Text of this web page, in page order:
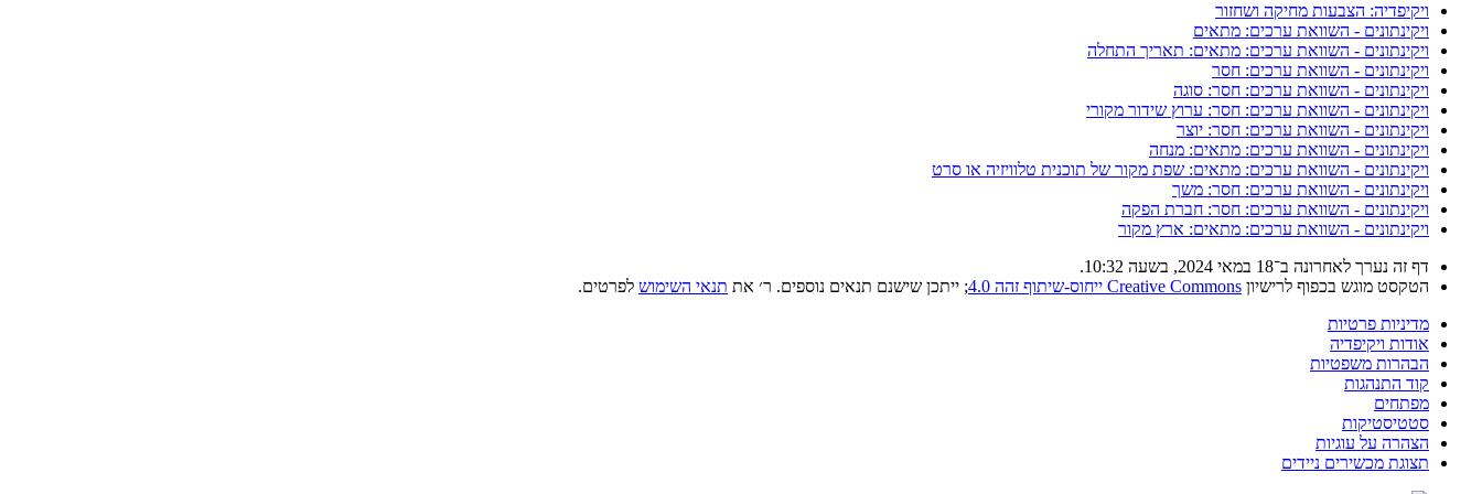
ויקיפדיה: הצבעות מחיקה ושחזור
ויקינתונים - השוואת ערכים: מתאים
ויקינתונים - השוואת ערכים: מתאים: תאריך התחלה
ויקינתונים - השוואת ערכים: חסר
ויקינתונים - השוואת ערכים: חסר: סוגה
ויקינתונים - השוואת ערכים: חסר: ערוץ שידור מקורי
ויקינתונים - השוואת ערכים: חסר: יוצר
ויקינתונים - השוואת ערכים: מתאים: מנחה
ויקינתונים - השוואת ערכים: מתאים: שפת מקור של תוכנית טלוויזיה או סרט
ויקינתונים - השוואת ערכים: חסר: משך
ויקינתונים - השוואת ערכים: חסר: חברת הפקה
ויקינתונים - השוואת ערכים: מתאים: ארץ מקור
דף זה נערך לאחרונה ב־18 במאי 2024, בשעה 10:32.
הטקסט מוגש בכפוף לרישיון Creative Commons ייחוס-שיתוף זהה 4.0 ; ייתכן שישנם תנאים נוספים. ר׳ את תנאי השימוש לפרטים.
מדיניות פרטיות
אודות ויקיפדיה
הבהרות משפטיות
קוד התנהגות
מפתחים
סטטיסטיקות
הצהרה על עוגיות
תצוגת מכשירים ניידים